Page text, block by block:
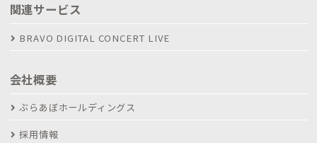
関連サービス
BRAVO DIGITAL CONCERT LIVE
会社概要
ぶらあぼホールディングス
採用情報